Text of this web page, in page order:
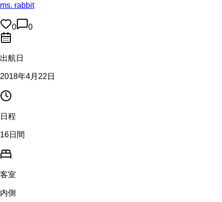
ms. rabbit
0 0
出航日
2018年4月22日
日程
16日間
客室
内側